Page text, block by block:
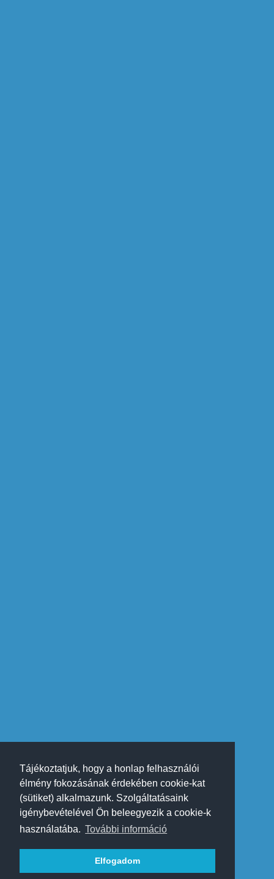
Tájékoztatjuk, hogy a honlap felhasználói
élmény fokozásának érdekében cookie-kat
(sütiket) alkalmazunk. Szolgáltatásaink
igénybevételével Ön beleegyezik a cookie-k
használatába. További információ
Elfogadom